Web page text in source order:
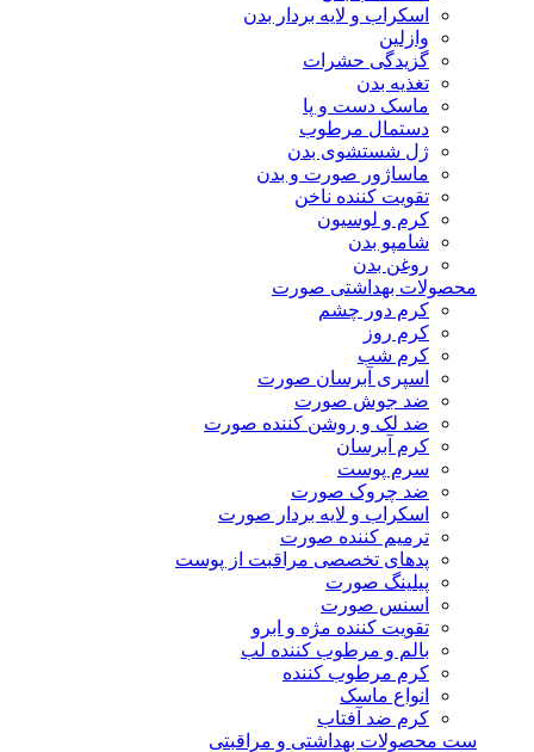
اسکراب و لایه بردار بدن
وازلین
گزیدگی حشرات
تغذیه بدن
ماسک دست و پا
دستمال مرطوب
ژل شستشوی بدن
ماساژور صورت و بدن
تقویت کننده ناخن
کرم و لوسیون
شامپو بدن
روغن بدن
محصولات بهداشتی صورت
کرم دور چشم
کرم روز
کرم شب
اسپری آبرسان صورت
ضد جوش صورت
ضد لک و روشن کننده صورت
کرم آبرسان
سرم پوست
ضد چروک صورت
اسکراب و لایه بردار صورت
ترمیم کننده صورت
پدهای تخصصی مراقبت از پوست
پیلینگ صورت
اسنس صورت
تقویت کننده مژه و ابرو
بالم و مرطوب کننده لب
کرم مرطوب کننده
انواع ماسک
کرم ضد آفتاب
ست محصولات بهداشتی و مراقبتی